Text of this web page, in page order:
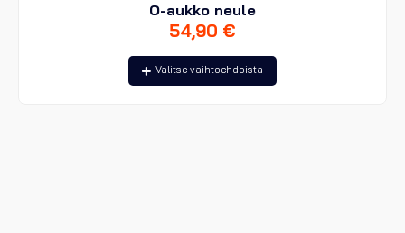
O-aukko neule
54,90 €
Valitse vaihtoehdoista
Tällä
tuotteella